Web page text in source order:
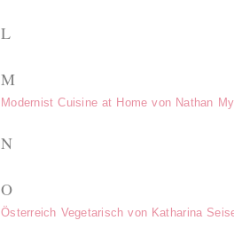
L
M
Modernist Cuisine at Home von Nathan
N
O
Österreich Vegetarisch von Katharina